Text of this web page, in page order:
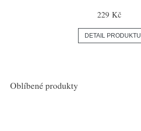
229 Kč
DETAIL PRODUKTU
Oblíbené produkty